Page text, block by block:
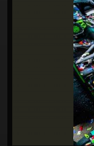
ビ
ゲ
ー
シ
ョ
ン